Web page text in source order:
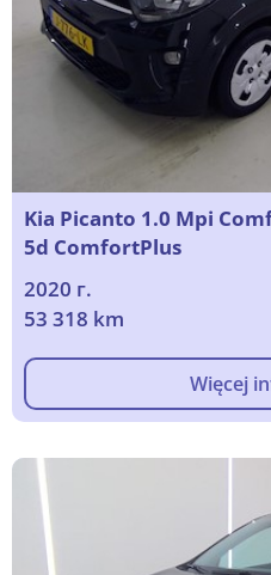
Kia Picanto 1.0 Mpi
5d ComfortPlus
2020 г.
53 318 km
Więcej